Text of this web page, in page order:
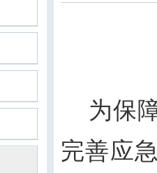
为保障
完善应